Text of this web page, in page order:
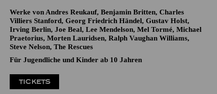
Werke von Andres Reukauf, Benjamin Britten, Charles
Villiers Stanford, Georg Friedrich Händel, Gustav Holst,
Irving Berlin, Joe Beal, Lee Mendelson, Mel Tormé, Michael
Praetorius, Morten Lauridsen, Ralph Vaughan Williams,
Steve Nelson, The Rescues
Für Jugendliche und Kinder ab 10 Jahren
TICKETS